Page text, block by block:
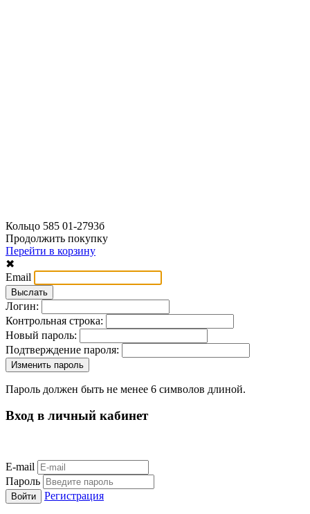
Кольцо 585 01-2793б
Продолжить покупку
Перейти в корзину
✖
Email
Логин:
Контрольная строка:
Новый пароль:
Подтверждение пароля:
Пароль должен быть не менее 6 символов длиной.
Вход в личный кабинет
E-mail
Пароль
Регистрация